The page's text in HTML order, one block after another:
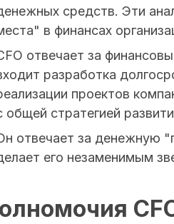
средств. Эти
в финансах
отвечает за
разработка
проектов
общей стратегией
отвечает за денежную
его незаменимым